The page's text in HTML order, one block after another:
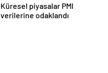
Küresel piyasalar PMI
verilerine odaklandı